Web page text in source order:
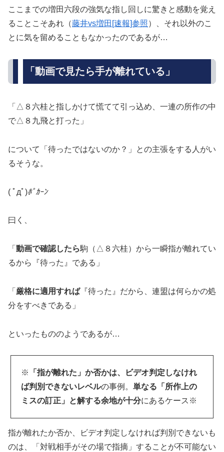
ここまでの増田六段の強気な指し回しに驚きと感動を覚え
ることこそあれ（藤井vs増田[速報]参照）、それ以外のこ
とに気を留めることもなかったのであるが…
「動画で見たら手が離れている」
「△８六桂と指しかけて慌てて引っ込め、一連の所作の中
で△８九飛と打った」
について「待ったではないのか？」との主張をする人がい
るそうな。
( ﾟдﾟ)ﾎﾟｶｰﾝ
曰く、
「 動画で確認したら駒（△８六桂）から一瞬指が離れてい
るから『待った』である」
「 厳格に適用すれば『待った』だから、連盟は何らかの処
分をすべきである」
といったもののようであるが…
※
「指が離れた」か否かは、ビデオ判定しなけれ
ば判別できないレベルの事例。 単なる「所作上の
ミスの訂正」と解する余地が十分にあるケース※
指が離れたか否か、ビデオ判定しなければ判別できないも
のは、「対戦相手がその場で指摘」することが不可能ない